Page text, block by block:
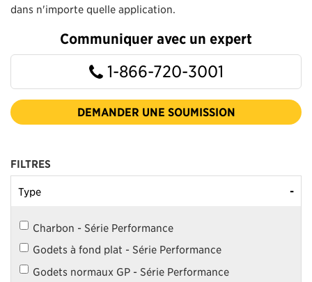
dans n'importe quelle application.
Communiquer avec un expert
1-866-720-3001
DEMANDER UNE SOUMISSION
FILTRES
Type -
Charbon - Série Performance
Godets à fond plat - Série Performance
Godets normaux GP - Série Performance